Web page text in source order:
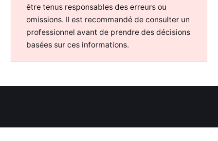
être tenus responsables des erreurs ou
omissions. Il est recommandé de consulter un
professionnel avant de prendre des décisions
basées sur ces informations.